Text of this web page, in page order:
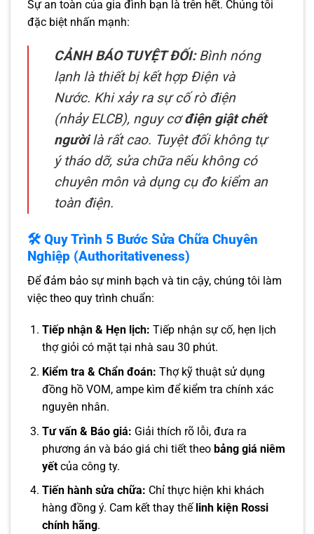
Sự an toàn của gia đình bạn là trên hết. Chúng tôi
đặc biệt nhấn mạnh:
CẢNH BÁO TUYỆT ĐỐI:Bình nóng
lạnh là thiết bị kết hợp Điện và
Nước. Khi xảy ra sự cố rò điện
(nhảy ELCB), nguy cơđiện giật chết
ngườilà rất cao. Tuyệt đối không tự
ý tháo dỡ, sửa chữa nếu không có
chuyên môn và dụng cụ đo kiểm an
toàn điện.
🛠️ Quy Trình 5 Bước Sửa Chữa Chuyên
Nghiệp (Authoritativeness)
Để đảm bảo sự minh bạch và tin cậy, chúng tôi làm
việc theo quy trình chuẩn:
Tiếp nhận & Hẹn lịch: Tiếp nhận sự cố, hẹn lịch
thợ giỏi có mặt tại nhà sau 30 phút.
Kiểm tra & Chẩn đoán: Thợ kỹ thuật sử dụng
đồng hồ VOM, ampe kìm để kiểm tra chính xác
nguyên nhân.
Tư vấn & Báo giá: Giải thích rõ lỗi, đưa ra
phương án và báo giá chi tiết theo bảng giá niêm
yếtcủa công ty.
Tiến hành sửa chữa: Chỉ thực hiện khi khách
hàng đồng ý. Cam kết thay thế linh kiện Rossi
chính hãng.